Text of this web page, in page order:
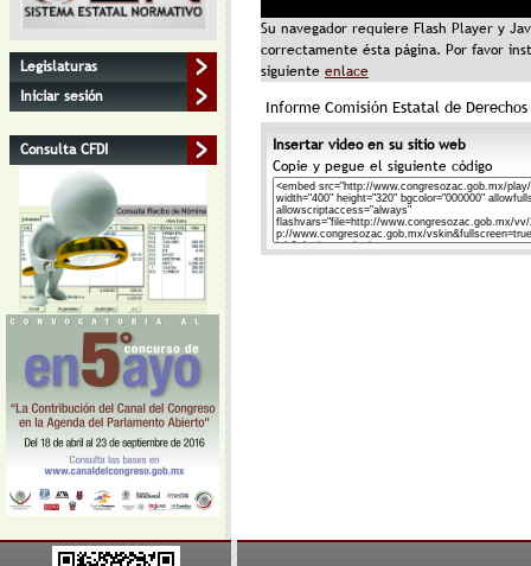
Legislaturas
Iniciar sesión
Consulta CFDI
Su navegador requiere Flash Player y
correctamente ésta página. Por favor
siguiente enlace
Informe Comisión Estatal de Derechos
Insertar video en su sitio web
Copie y pegue el siguiente código